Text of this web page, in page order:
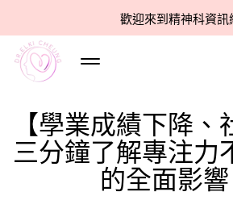
歡迎來到精神科資訊
【學業成績下降、
三分鐘了解專注力
的全面影響